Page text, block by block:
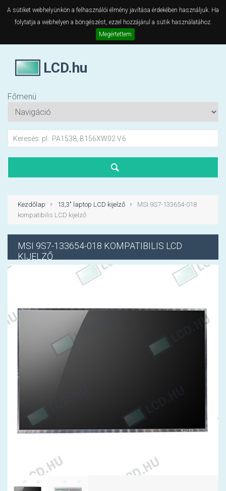
A sütiket webhelyünkön a felhasználói élmény javítása érdekében használjuk. Ha
folytatja a webhelyen a böngészést, ezzel hozzájárul a sütik használatához.
Megértettem
LCD.hu
Főmenü
Kezdőlap 13,3" laptop LCD kijelző
MSI 9S7-133654-018
kompatibilis LCD kijelző
MSI 9S7-133654-018 KOMPATIBILIS LCD
KIJELZŐ